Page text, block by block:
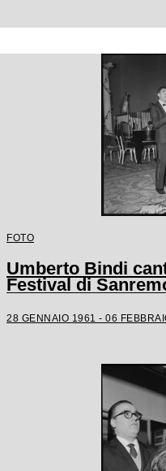
FOTO
Umberto Bindi
Festival di
28 GENNAIO 1961 - 06